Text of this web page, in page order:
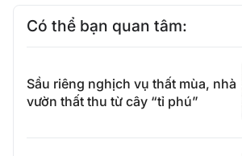
Có thể bạn quan tâm:
Sầu riêng nghịch vụ thất mùa, nhà
vườn thất thu từ cây “tỉ phú”